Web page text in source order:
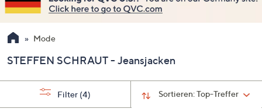
sind,
verwenden
Sie
Pfeiltasten
nach
und
Mode
STEFFEN SCHRAUT - Jeansjacken
Sortieren:Top-Treffer
Filter (4)